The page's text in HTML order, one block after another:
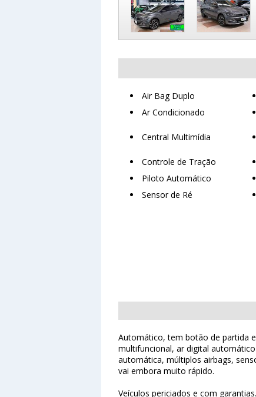
Air Bag Duplo
Ar Condicionado
Central Multimídia
Controle de Tração
Piloto Automático
Sensor de Ré
Automático, tem botão de partida
multifuncional, ar digital
automática, múltiplos airbags,
vai embora muito rápido.
Veículos periciados e com